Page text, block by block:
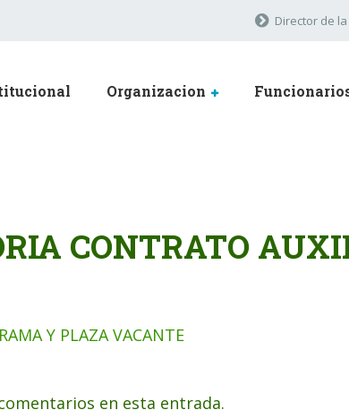
Director de la
Organizacion
CONTRATO
Y PLAZA VACANTE
en esta entrada.